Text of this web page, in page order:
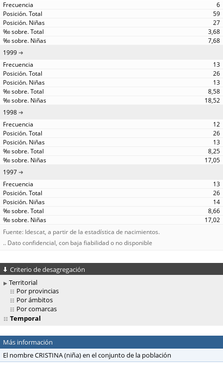
6
59
27
3,68
7,68
1999
13
26
13
8,58
18,52
1998
12
26
13
8,25
17,05
1997
13
26
14
8,66
17,02
Fuente: Idescat, a partir de la estadística de nacimientos.
.. Dato confidencial, con baja fiabilidad o no disponible
Criterio de desagregación
Territorial
Por provincias
Por ámbitos
Por comarcas
Temporal
Más información
El nombre CRISTINA (niña) en el conjunto de la población